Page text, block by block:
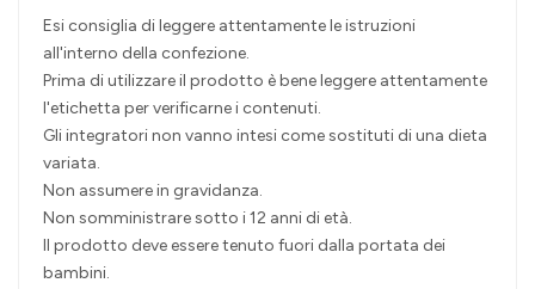
Esi consiglia di leggere attentamente le istruzioni
all'interno della confezione.
Prima di utilizzare il prodotto è bene leggere attentamente
l'etichetta per verificarne i contenuti.
Gli integratori non vanno intesi come sostituti di una dieta
variata.
Non assumere in gravidanza.
Non somministrare sotto i 12 anni di età.
Il prodotto deve essere tenuto fuori dalla portata dei
bambini.